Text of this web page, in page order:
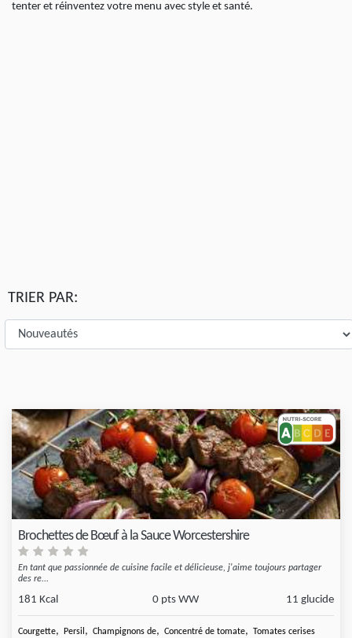
tenter et réinventez votre menu avec style et santé.
TRIER PAR:
Brochettes de Bœuf à la Sauce Worcestershire
En tant que passionnée de cuisine facile et délicieuse, j'aime toujours partager
des re...
181 Kcal 0 pts WW 11 glucide
Courgette, Persil , Champignons de, Concentré de tomate, Tomates cerises